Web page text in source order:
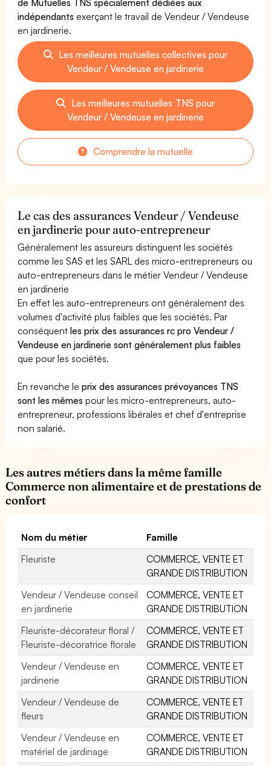
indépendants exerçant le travail de Vendeur / Vendeuse
en jardinerie.
Les meilleures mutuelles collectives pour
Vendeur / Vendeuse en jardinerie
Les meilleures mutuelles TNS pour
Vendeur / Vendeuse en jardinerie
Comprendre la mutuelle
Le cas des assurances Vendeur / Vendeuse
en jardinerie pour auto-entrepreneur
Généralement les assureurs distinguent les sociétés
comme les SAS et les SARL des micro-entrepreneurs ou
auto-entrepreneurs dans le métier Vendeur / Vendeuse
en jardinerie
En effet les auto-entrepreneurs ont généralement des
volumes d'activité plus faibles que les sociétés. Par
conséquentles prix des assurances rc pro Vendeur /
Vendeuse en jardinerie sont généralement plus faibles
que pour les sociétés.
En revanche leprix des assurances prévoyances TNS
sont les mêmes pour les micro-entrepreneurs, auto-
entrepreneur, professions libérales et chef d'entreprise
non salarié.
Les autres métiers dans la même famille
Commerce non alimentaire et de prestations de
confort
Nom du métier
Famille
Fleuriste
COMMERCE, VENTE ET
GRANDE DISTRIBUTION
Vendeur / Vendeuse conseil
en jardinerie
COMMERCE, VENTE ET
GRANDE DISTRIBUTION
Fleuriste-décorateur floral /
Fleuriste-décoratrice florale
COMMERCE, VENTE ET
GRANDE DISTRIBUTION
Vendeur / Vendeuse en
jardinerie
COMMERCE, VENTE ET
GRANDE DISTRIBUTION
Vendeur / Vendeuse de
fleurs
COMMERCE, VENTE ET
GRANDE DISTRIBUTION
Vendeur / Vendeuse en
matériel de jardinage
COMMERCE, VENTE ET
GRANDE DISTRIBUTION